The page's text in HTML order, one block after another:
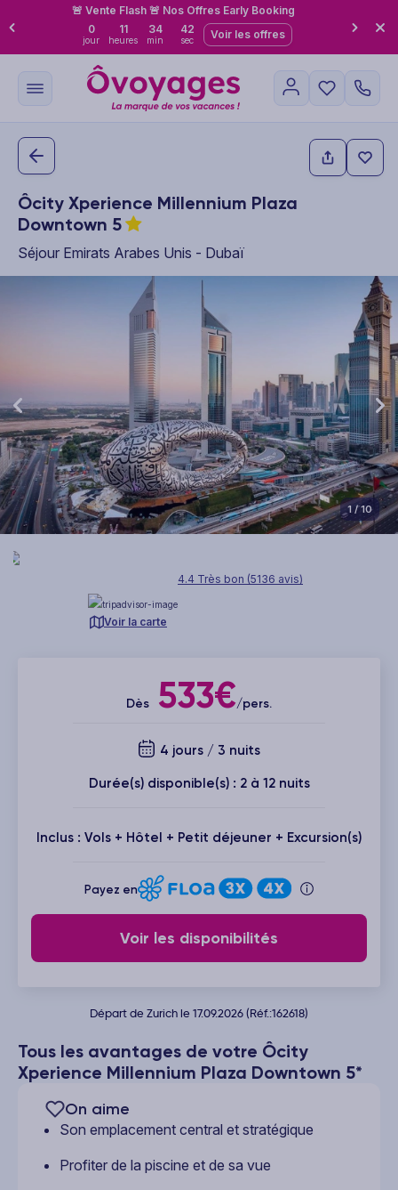
🚨 Vente Flash 🚨 Nos Offres Early Booking
0
jour
11
heures
34
min
41
sec Voir les offres
Ôcity Xperience Millennium Plaza
Downtown 5
Séjour Emirats Arabes Unis - Dubaï
This carousel shows one large product image at a time. Use the
1 / 10
4.4 Très bon (5136 avis)
Voir la carte
Tous les avantages de votre Ôcity
Xperience Millennium Plaza Downtown 5*
On aime
Son emplacement central et stratégique
Profiter de la piscine et de sa vue
Dès 533€/pers.
4 jours / 3 nuits
Durée(s) disponible(s) : 2 à 12 nuits
Inclus : Vols + Hôtel + Petit déjeuner + Excursion(s)
Payez en
Voir les disponibilités
Départ de Zurich le 17.09.2026 (Réf.:162618)